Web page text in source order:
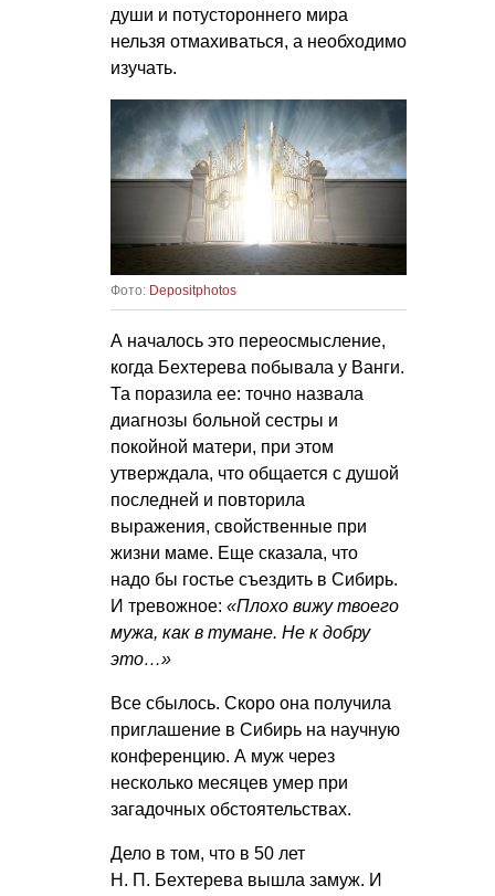
души и потустороннего мира
нельзя отмахиваться, а необходимо
изучать.
Фото: Depositphotos
А началось это переосмысление,
когда Бехтерева побывала у Ванги.
Та поразила ее: точно назвала
диагнозы больной сестры и
покойной матери, при этом
утверждала, что общается с душой
последней и повторила
выражения, свойственные при
жизни маме. Еще сказала, что
надо бы гостье съездить в Сибирь.
И тревожное: «Плохо вижу твоего
мужа, как в тумане. Не к добру
это…»
Все сбылось. Скоро она получила
приглашение в Сибирь на научную
конференцию. А муж через
несколько месяцев умер при
загадочных обстоятельствах.
Дело в том, что в 50 лет
Н. П. Бехтерева вышла замуж. И